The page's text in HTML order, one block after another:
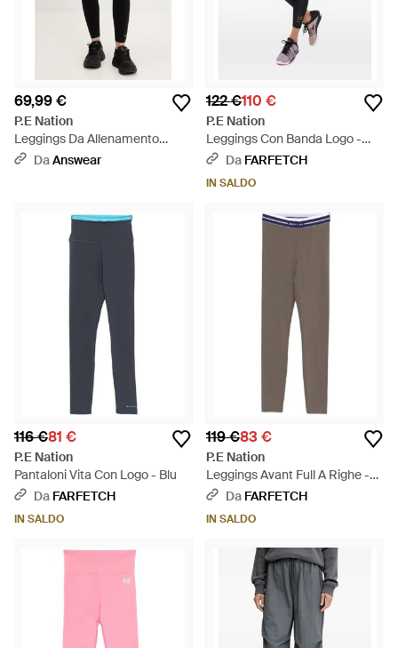
69,99 €
P.E Nation
Leggings Da Allenamento
Status - Nero
DaAnswear
122 €110 €
P.E Nation
Leggings Con Banda Logo -
NeroDa FARFETCH
IN SALDO
116 €81 €
P.E Nation
Pantaloni Vita Con Logo - Blu
Da FARFETCH
IN SALDO
119 €83 €
P.E Nation
Leggings Avant Full A Righe -
Grigio
Da FARFETCH
IN SALDO